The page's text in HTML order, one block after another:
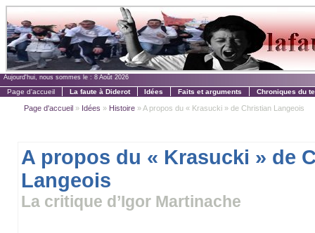
Aujourd'hui, nous sommes le : 8 Août 2026
Page d'accueil La faute à Diderot Idées Faits et arguments Chroniques du
Page d'accueil » Idées » Histoire » A propos du « Krasucki » de Christian Langeois
A propos du « Krasucki » de
Langeois
La critique d’Igor Martinache